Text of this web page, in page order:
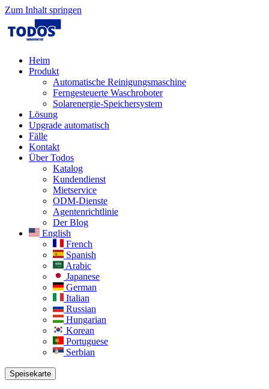
Zum Inhalt springen
Heim
Produkt
Automatische Reinigungsmaschine
Ferngesteuerte Waschroboter
Solarenergie-Speichersystem
Lösung​
Upgrade automatisch
Fälle
Kontakt
Über Todos
Katalog
Kundendienst
Mietservice
ODM-Dienste
Agentenrichtlinie
Der Blog
English
French
Spanish
Arabic
Japanese
German
Italian
Russian
Hungarian
Korean
Portuguese
Serbian
Speisekarte